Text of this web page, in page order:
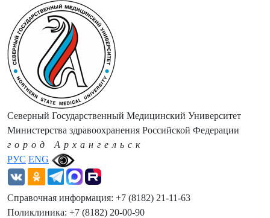
РУС ENG
Северный Государственный Медицинский Университет
Министерства здравоохранения Российской Федерации
город Архангельск
Справочная информация: +7 (8182) 21-11-63
Поликлиника: +7 (8182) 20-00-90